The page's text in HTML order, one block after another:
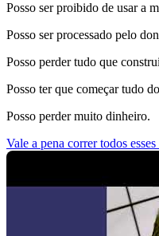
Posso ser proibido de usar a
Posso ser processado pelo
Posso perder tudo que
Posso ter que começar tudo
Posso perder muito dinheiro.
Vale a pena correr todos esses